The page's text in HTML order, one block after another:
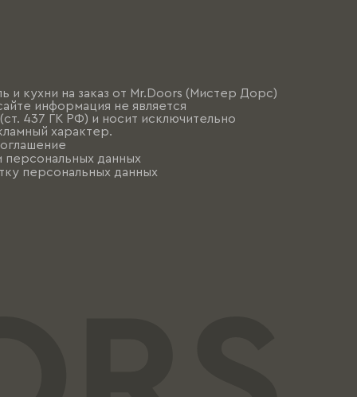
и кухни на заказ от Mr.Doors (Мистер Дорс)
информация не является
437 ГК РФ) и носит исключительно
характер.
персональных данных
персональных данных